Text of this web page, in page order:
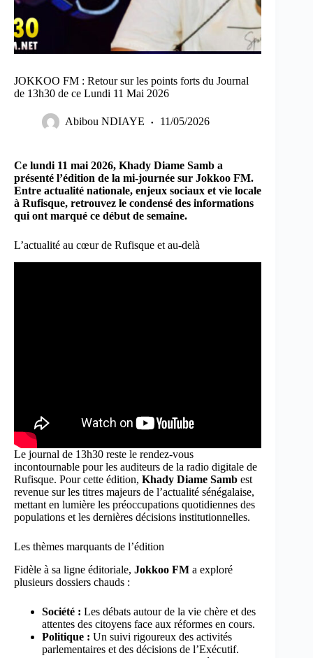
JOKKOO FM : Retour sur les points forts du Journal
de 13h30 de ce Lundi 11 Mai 2026
Abibou NDIAYE 11/05/2026
Ce lundi 11 mai 2026, Khady Diame Samb a
présenté l’édition de la mi-journée sur Jokkoo FM.
Entre actualité nationale, enjeux sociaux et vie locale
à Rufisque, retrouvez le condensé des informations
qui ont marqué ce début de semaine.
L’actualité au cœur de Rufisque et au-delà
Le journal de 13h30 reste le rendez-vous
incontournable pour les auditeurs de la radio digitale de
Rufisque. Pour cette édition, Khady Diame Samb est
revenue sur les titres majeurs de l’actualité sénégalaise,
mettant en lumière les préoccupations quotidiennes des
populations et les dernières décisions institutionnelles.
Les thèmes marquants de l’édition
Fidèle à sa ligne éditoriale, Jokkoo FM a exploré
plusieurs dossiers chauds :
Société : Les débats autour de la vie chère et des
attentes des citoyens face aux réformes en cours.
Politique : Un suivi rigoureux des activités
parlementaires et des décisions de l’Exécutif.